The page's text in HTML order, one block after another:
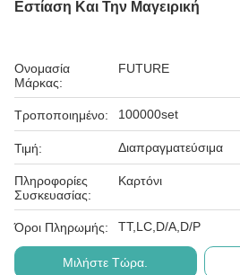
Εστίαση Και Την Μαγειρική
Ονομασία
Μάρκας:
FUTURE
Τροποποιημένο: 100000set
Τιμή: Διαπραγματεύσιμα
Πληροφορίες
Συσκευασίας:
Καρτόνι
Όροι Πληρωμής: ΤΤ,LC,D/A,D/P
Μιλήστε Τώρα.